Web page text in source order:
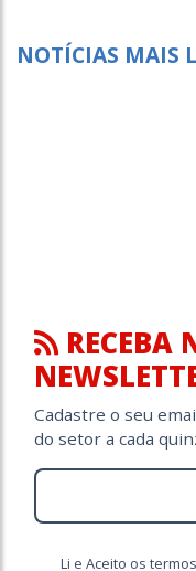
NOTÍCIAS MAIS
RECEBA
Cadastre o seu
do setor a cada
Li e Aceito os